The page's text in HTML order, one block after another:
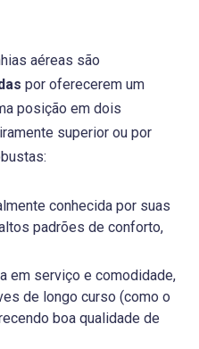
aéreas são
por oferecerem um
posição em dois
superior ou por
conhecida por suas
padrões de conforto,
em serviço e comodidade,
de longo curso (como o
boa qualidade de